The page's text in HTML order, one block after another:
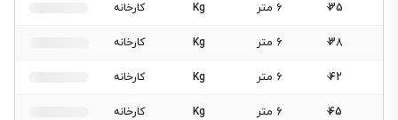
35 6 متر Kg کارخانه
38 6 متر Kg کارخانه
42 6 متر Kg کارخانه
45 6 متر Kg کارخانه